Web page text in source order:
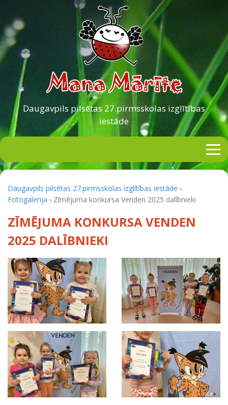
Daugavpils pilsētas 27.pirmsskolas izglītības
iestāde
Daugavpils pilsētas 27.pirmsskolas izglītības iestāde ›
Fotogalerija › Zīmējuma konkursa Venden 2025 dalībnieki
ZĪMĒJUMA KONKURSA VENDEN
2025 DALĪBNIEKI